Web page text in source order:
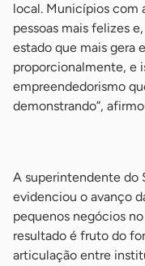
local. Municípios com
pessoas mais felizes
estado que mais gera
proporcionalmente, e
empreendedorismo
demonstrando”,
A superintendente do
evidenciou o avanço
pequenos negócios
resultado é fruto do
articulação entre